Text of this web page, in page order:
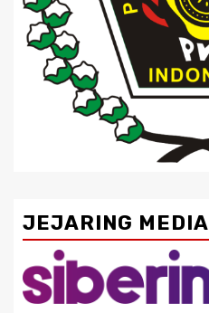
JEJARING MEDIA